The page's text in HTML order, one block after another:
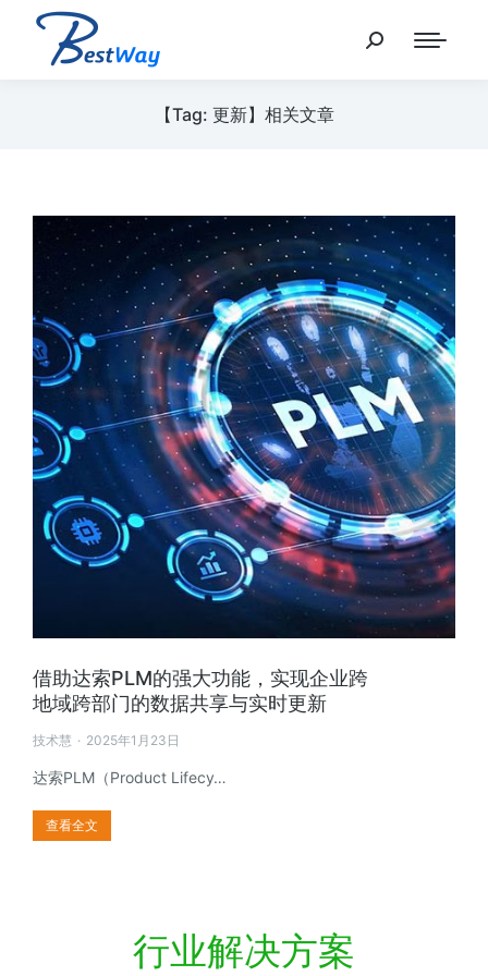
【Tag: 更新】相关文章
借助达索PLM的强大功能，实现企业跨
地域跨部门的数据共享与实时更新
技术慧 2025年1月23日
达索PLM（Product Lifecy…
查看全文
行业解决方案